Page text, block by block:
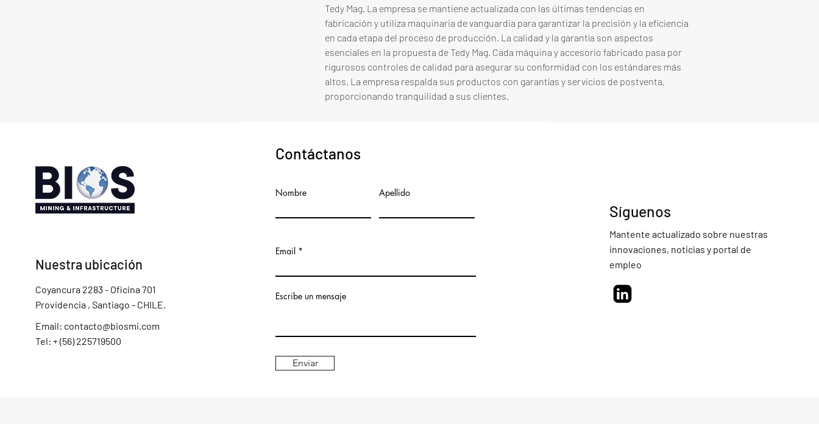
Tedy Mag. La empresa se mantiene actualizada con las últimas tendencias en
fabricación y utiliza maquinaria de vanguardia para garantizar la precisión y la eficiencia
en cada etapa del proceso de producción. La calidad y la garantía son aspectos
esenciales en la propuesta de Tedy Mag. Cada máquina y accesorio fabricado pasa por
rigurosos controles de calidad para asegurar su conformidad con los estándares más
altos. La empresa respalda sus productos con garantías y servicios de postventa,
proporcionando tranquilidad a sus clientes.
Nuestra ubicación
Coyancura 2283 - Oficina 701
Providencia , Santiago - CHILE.
Síguenos
Mantente actualizado sobre nuestras
innovaciones, noticias y portal de
empleo
Email: contacto@biosmi.com
Tel: + (56) 225719500
Contáctanos
Nombre Apellido
Email
Escribe un mensaje
Enviar